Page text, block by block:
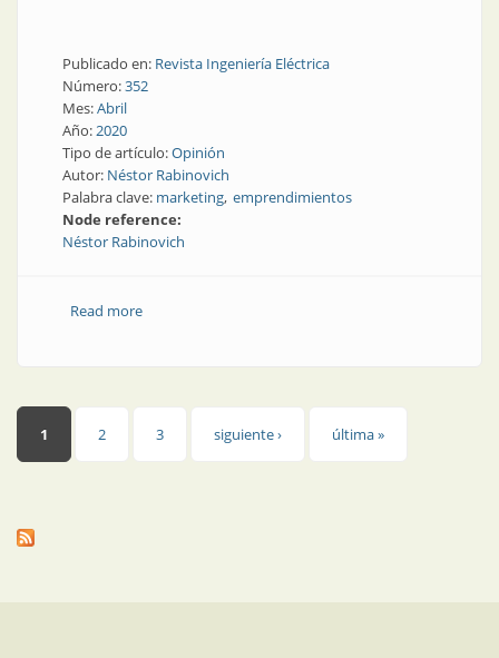
Publicado en: Revista Ingeniería Eléctrica
Número:352
Mes:Abril
Año:2020
Tipo de artículo:Opinión
Autor: Néstor Rabinovich
Palabra clave: marketing emprendimientos
Node reference:
Néstor Rabinovich
Read moreabout Emprender y jugar
Páginas
1 2 3 siguiente › última »